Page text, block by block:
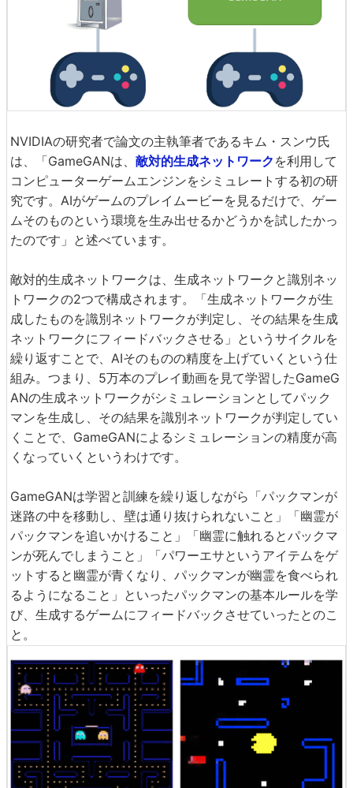
NVIDIAの研究者で論文の主執筆者であるキム・スンウ氏
は、「GameGANは、 敵対的生成ネットワーク を利用して
コンピューターゲームエンジンをシミュレートする初の研
究です。AIがゲームのプレイムービーを見るだけで、ゲー
ムそのものという環境を生み出せるかどうかを試したかっ
たのです」と述べています。
敵対的生成ネットワークは、生成ネットワークと識別ネッ
トワークの2つで構成されます。「生成ネットワークが生
成したものを識別ネットワークが判定し、その結果を生成
ネットワークにフィードバックさせる」というサイクルを
繰り返すことで、AIそのものの精度を上げていくという仕
組み。つまり、5万本のプレイ動画を見て学習したGameG
ANの生成ネットワークがシミュレーションとしてパック
マンを生成し、その結果を識別ネットワークが判定してい
くことで、GameGANによるシミュレーションの精度が高
くなっていくというわけです。
GameGANは学習と訓練を繰り返しながら「パックマンが
迷路の中を移動し、壁は通り抜けられないこと」「幽霊が
パックマンを追いかけること」「幽霊に触れるとパックマ
ンが死んでしまうこと」「パワーエサというアイテムをゲ
ットすると幽霊が青くなり、パックマンが幽霊を食べられ
るようになること」といったパックマンの基本ルールを学
び、生成するゲームにフィードバックさせていったとのこ
と。